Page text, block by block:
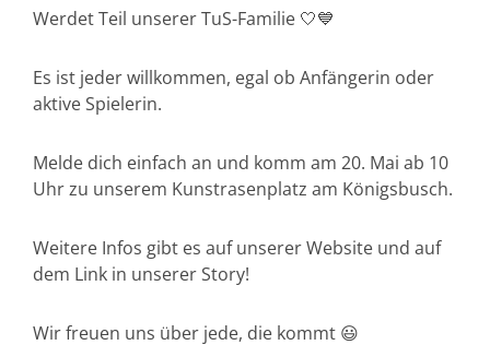
Werdet Teil unserer TuS-Familie 🤍💙
Es ist jeder willkommen, egal ob Anfängerin oder
aktive Spielerin.
Melde dich einfach an und komm am 20. Mai ab 10
Uhr zu unserem Kunstrasenplatz am Königsbusch.
Weitere Infos gibt es auf unserer Website und auf
dem Link in unserer Story!
Wir freuen uns über jede, die kommt 😃